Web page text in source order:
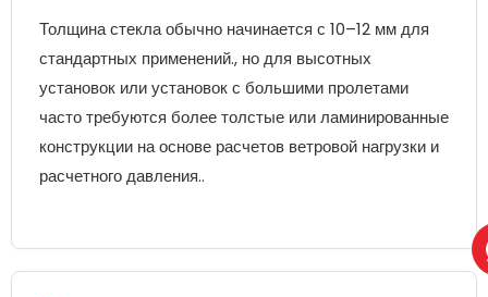
Толщина стекла обычно начинается с 10–12 мм для
стандартных применений., но для высотных
установок или установок с большими пролетами
часто требуются более толстые или ламинированные
конструкции на основе расчетов ветровой нагрузки и
расчетного давления..